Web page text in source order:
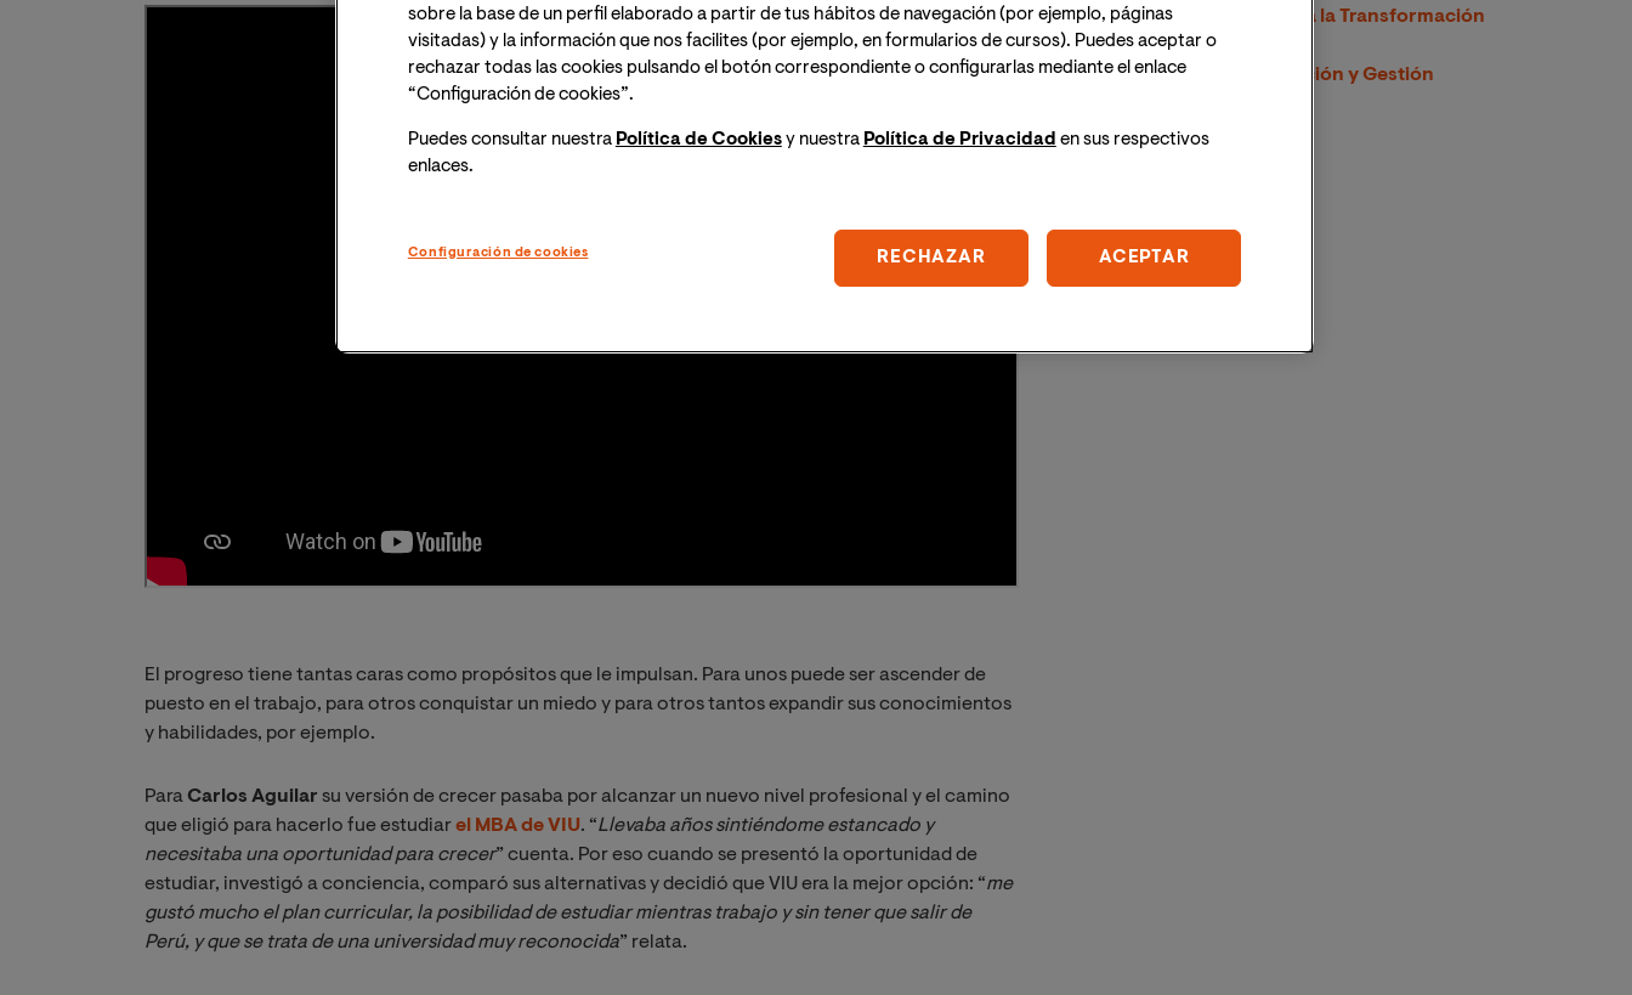
El progreso tiene tantas caras como propósitos que le impulsan. Para unos puede ser ascender de
puesto en el trabajo, para otros conquistar un miedo y para otros tantos expandir sus conocimientos
y habilidades, por ejemplo.
ParaCarlos Aguilar su versión de crecer pasaba por alcanzar un nuevo nivel profesional y el camino
que eligió para hacerlo fue estudiarel MBA de VIU. “Llevaba años sintiéndome estancado y
necesitaba una oportunidad para crecer” cuenta. Por eso cuando se presentó la oportunidad de
estudiar, investigó a conciencia, comparó sus alternativas y decidió que VIU era la mejor opción: “me
gustó mucho el plan curricular, la posibilidad de estudiar mientras trabajo y sin tener que salir de
Perú, y que se trata de una universidad muy reconocida” relata.
Inteligencia Artificial para la Transformación
e Innovación de Negocio
Maestría Oficial en Dirección y Gestión
sobre la base de un perfil elaborado a partir de tus hábitos de navegación (por ejemplo, páginas
visitadas) y la información que nos facilites (por ejemplo, en formularios de cursos). Puedes aceptar o
rechazar todas las cookies pulsando el botón correspondiente o configurarlas mediante el enlace
“Configuración de cookies”.
Puedes consultar nuestra Política de Cookiesy nuestra Política de Privacidad en sus respectivos
enlaces.
Configuración de cookies RECHAZAR ACEPTAR